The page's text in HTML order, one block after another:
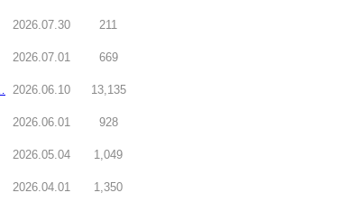
2026.07.30 211
2026.07.01 669
2026.06.10 13,135
2026.06.01 928
2026.05.04 1,049
2026.04.01 1,350